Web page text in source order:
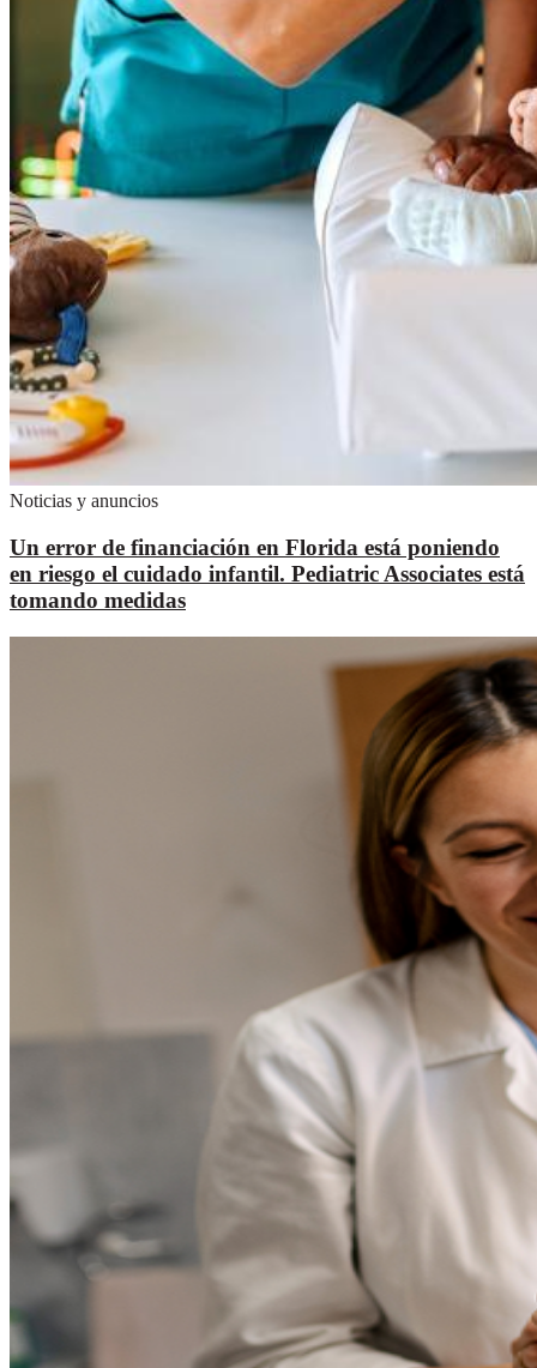
Noticias y anuncios
Un error de financiación en Florida está poniendo
en riesgo el cuidado infantil. Pediatric Associates está
tomando medidas